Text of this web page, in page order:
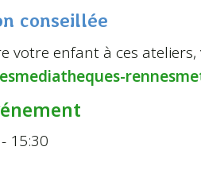
conseillée
votre enfant à ces
15:30